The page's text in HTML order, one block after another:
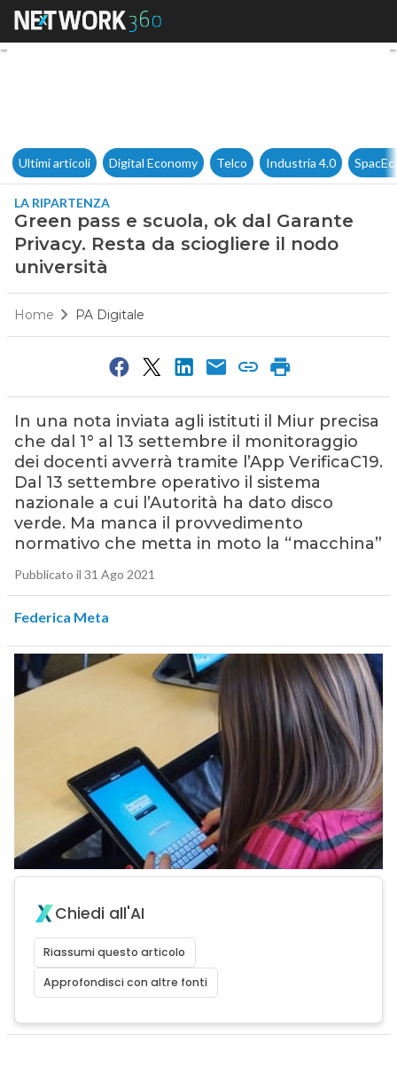
Green pass e scuola, ok dal
Ultimi articoli Digital Economy Telco Industria 4.0
LA RIPARTENZA
Green pass e scuola, ok dal Garante
Privacy. Resta da sciogliere il nodo
università
Home PA Digitale
In una nota inviata agli istituti il Miur precisa
che dal 1° al 13 settembre il monitoraggio
dei docenti avverrà tramite l’App VerificaC19.
Dal 13 settembre operativo il sistema
nazionale a cui l’Autorità ha dato disco
verde. Ma manca il provvedimento
normativo che metta in moto la “macchina”
Pubblicato il 31 Ago 2021
Federica Meta
Chiedi all'AI
Riassumi questo articolo
Approfondisci con altre fonti